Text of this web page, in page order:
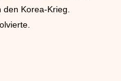
den Korea-Krieg.